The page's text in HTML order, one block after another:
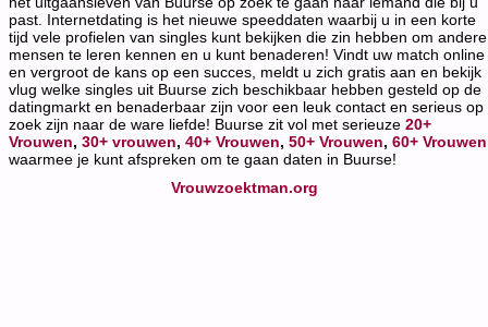
past. Internetdating is het nieuwe speeddaten waarbij u in een korte
tijd vele profielen van singles kunt bekijken die zin hebben om andere
mensen te leren kennen en u kunt benaderen! Vindt uw match online
en vergroot de kans op een succes, meldt u zich gratis aan en bekijk
vlug welke singles uit Buurse zich beschikbaar hebben gesteld op de
datingmarkt en benaderbaar zijn voor een leuk contact en serieus op
zoek zijn naar de ware liefde! Buurse zit vol met serieuze 20+
Vrouwen, 30+ vrouwen, 40+ Vrouwen, 50+ Vrouwen, 60+ Vrouwen
waarmee je kunt afspreken om te gaan daten in Buurse!
Vrouwzoektman.org